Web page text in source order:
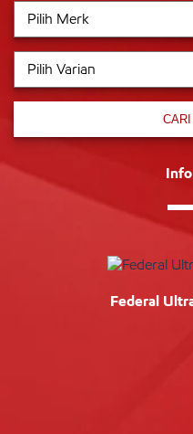
Federal